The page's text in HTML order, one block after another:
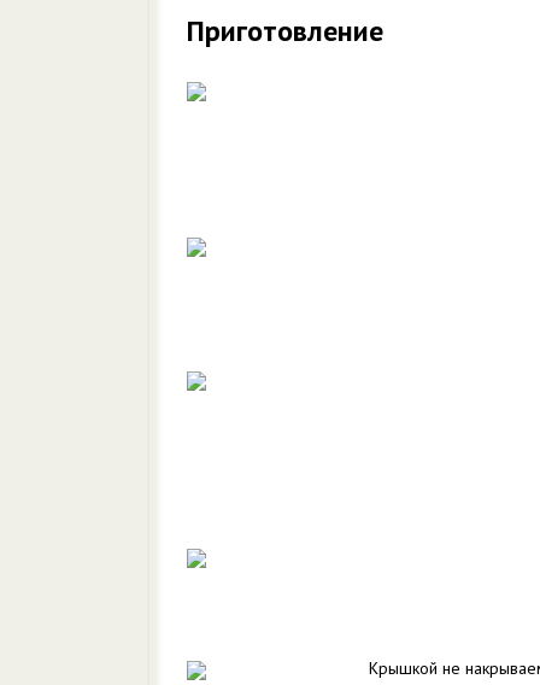
Приготовление
Крышкой не